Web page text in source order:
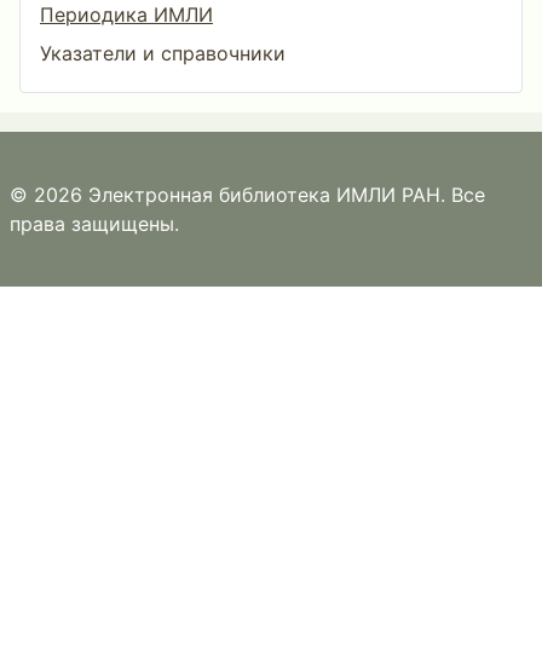
Периодика ИМЛИ
Указатели и справочники
© 2026 Электронная библиотека ИМЛИ РАН. Все
права защищены.